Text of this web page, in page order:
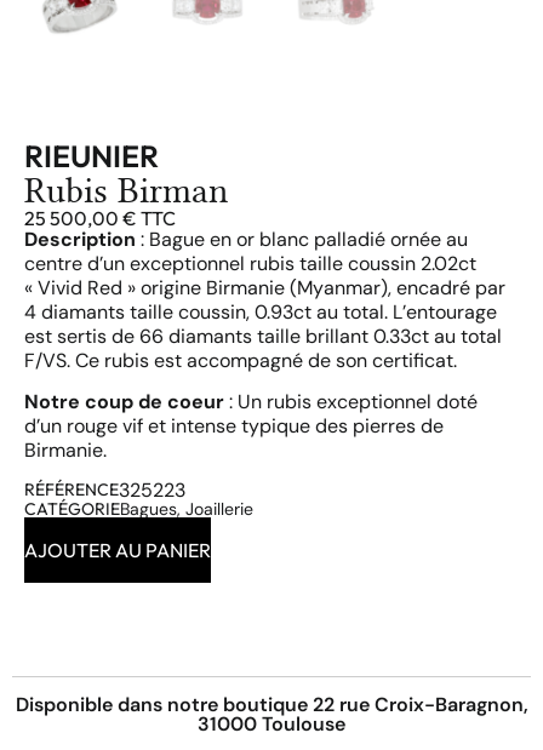
RIEUNIER
Rubis Birman
25 500,00 € TTC
Description : Bague en or blanc palladié ornée au
centre d’un exceptionnel rubis taille coussin 2.02ct
« Vivid Red » origine Birmanie (Myanmar), encadré par
4 diamants taille coussin, 0.93ct au total. L’entourage
est sertis de 66 diamants taille brillant 0.33ct au total
F/VS. Ce rubis est accompagné de son certificat.
Notre coup de coeur: Un rubis exceptionnel doté
d’un rouge vif et intense typique des pierres de
Birmanie.
RÉFÉRENCE325223
CATÉGORIEBagues, Joaillerie
AJOUTER AU PANIER
Disponible dans notre boutique 22 rue Croix-Baragnon,
31000 Toulouse